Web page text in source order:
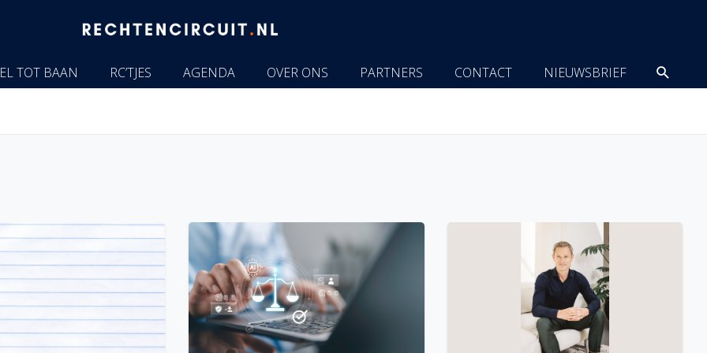
TOT BAAN RC’TJES AGENDA OVER ONS PARTNERS CONTACT NIEUWSBRIEF